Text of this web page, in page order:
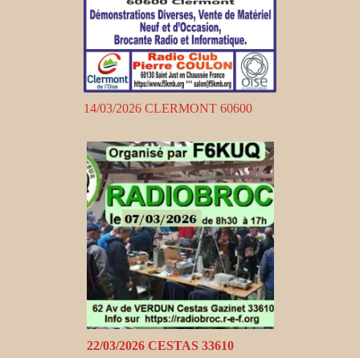
14/03/2026 CLERMONT 60600
22/03/2026 CESTAS 33610